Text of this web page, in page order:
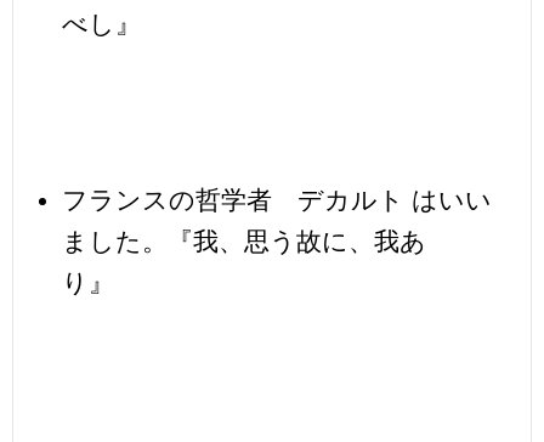
べし』
フランスの哲学者 デカルト はいい
ました。『我、思う故に、我あ
り』